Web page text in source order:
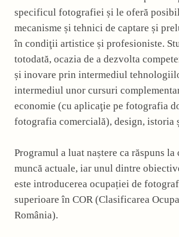
specificul fotografiei și le oferă
mecanisme și tehnici de captare și
în condiţii artistice și profesioniste.
totodată, ocazia de a dezvolta
și inovare prin intermediul
intermediul unor cursuri
economie (cu aplicaţie pe fotografia
fotografia comercială), design, istoria
Programul a luat naștere ca răspuns
muncă actuale, iar unul dintre
este introducerea ocupației de
superioare în COR (Clasificarea
România).